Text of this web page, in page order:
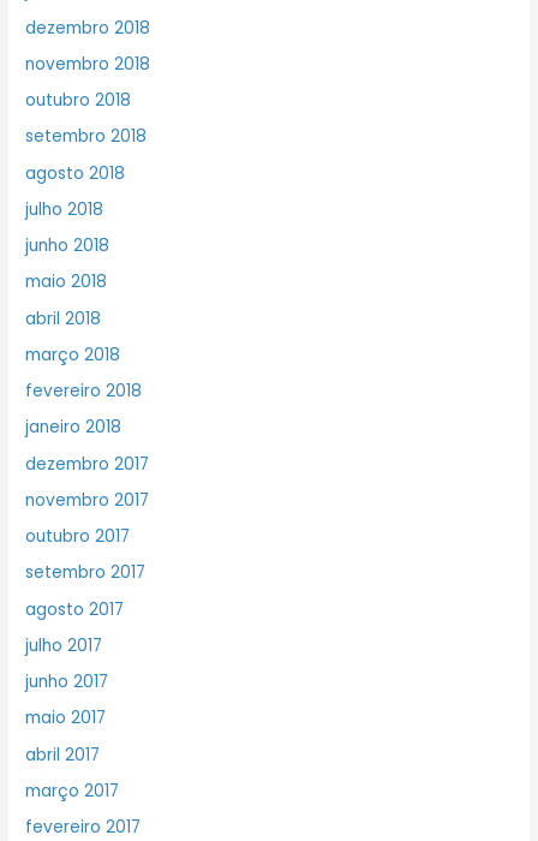
dezembro 2018
novembro 2018
outubro 2018
setembro 2018
agosto 2018
julho 2018
junho 2018
maio 2018
abril 2018
março 2018
fevereiro 2018
janeiro 2018
dezembro 2017
novembro 2017
outubro 2017
setembro 2017
agosto 2017
julho 2017
junho 2017
maio 2017
abril 2017
março 2017
fevereiro 2017